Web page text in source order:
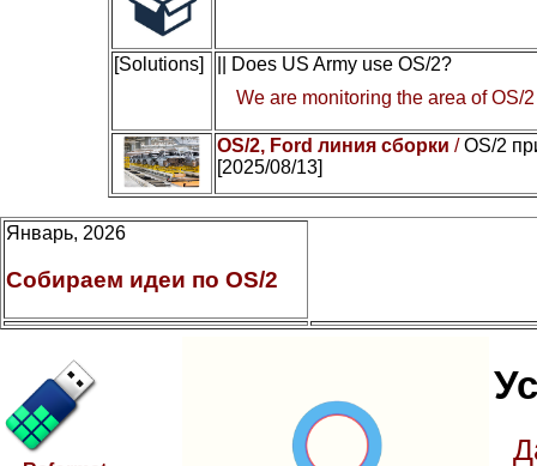
[Solutions]
|| Does US Army use OS/2?
We are monitoring the area of OS/
OS/2, Ford линия сборки /OS/2
[2025/08/13]
Январь, 2026
Собираем идеи по OS/2